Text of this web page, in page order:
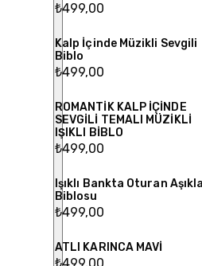
₺499,00
Kalp İçinde Müzikli Sevgili
Biblo
₺499,00
ROMANTİK KALP İÇİNDE
SEVGİLİ TEMALI MÜZİKLİ
IŞIKLI BİBLO
₺499,00
Işıklı Bankta Oturan
Biblosu
₺499,00
ATLI KARINCA MAVİ